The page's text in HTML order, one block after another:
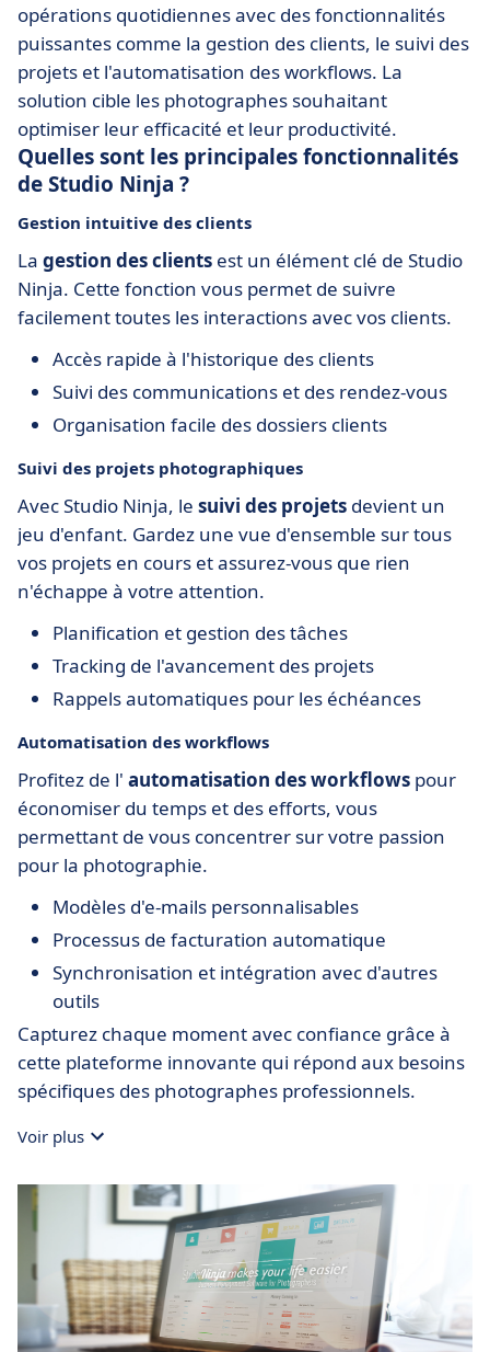
opérations quotidiennes avec des fonctionnalités
puissantes comme la gestion des clients, le suivi des
projets et l'automatisation des workflows. La
solution cible les photographes souhaitant
optimiser leur efficacité et leur productivité.
Quelles sont les principales fonctionnalités
de Studio Ninja ?
Gestion intuitive des clients
La gestion des clients est un élément clé de Studio
Ninja. Cette fonction vous permet de suivre
facilement toutes les interactions avec vos clients.
Accès rapide à l'historique des clients
Suivi des communications et des rendez-vous
Organisation facile des dossiers clients
Suivi des projets photographiques
Avec Studio Ninja, le suivi des projets devient un
jeu d'enfant. Gardez une vue d'ensemble sur tous
vos projets en cours et assurez-vous que rien
n'échappe à votre attention.
Planification et gestion des tâches
Tracking de l'avancement des projets
Rappels automatiques pour les échéances
Automatisation des workflows
Profitez de l' automatisation des workflows pour
économiser du temps et des efforts, vous
permettant de vous concentrer sur votre passion
pour la photographie.
Modèles d'e-mails personnalisables
Processus de facturation automatique
Synchronisation et intégration avec d'autres
outils
Capturez chaque moment avec confiance grâce à
cette plateforme innovante qui répond aux besoins
spécifiques des photographes professionnels.
Voir plus